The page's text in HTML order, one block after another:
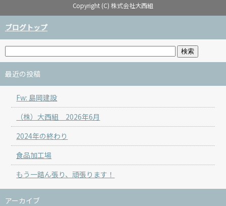
Copyright (C) 株式会社大西組
ブログトップ
最近の投稿
Fw: 島岡建設
（株）大西組 2026年6月
2024年の終わり
食品加工場
もう一踏ん張り、頑張ります！
アーカイブ